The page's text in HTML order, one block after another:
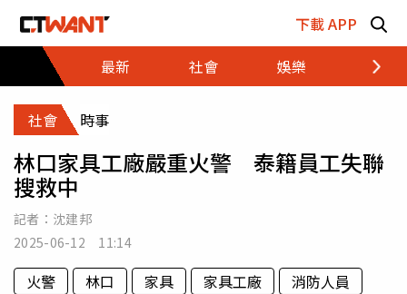
下載 APP
最新
社會 娛樂 財經
社會 時事
林口家具工廠嚴重火警 泰籍員工失聯
搜救中
記者： 沈建邦
2025-06-12 11:14
火警 林口 家具 家具工廠
消防人員